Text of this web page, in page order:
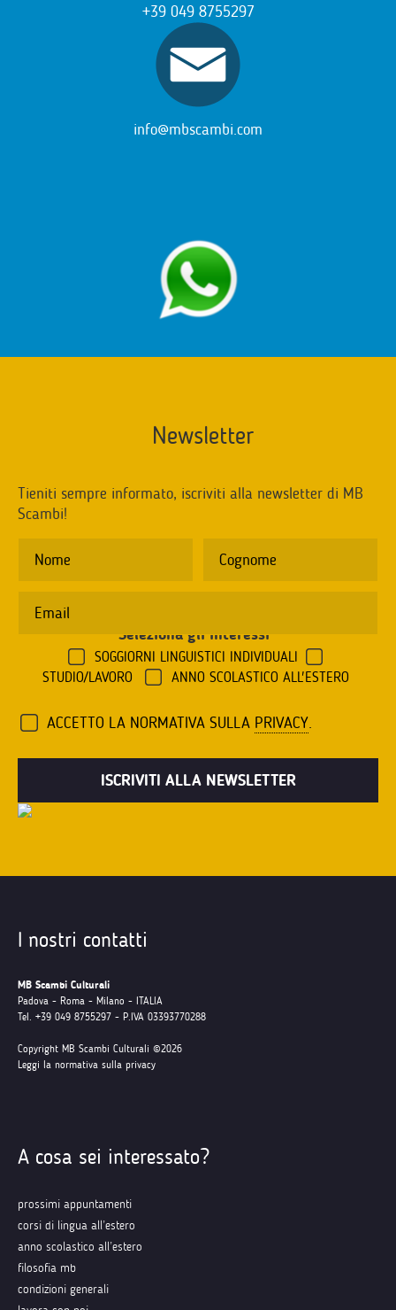
+39 049 8755297
info@mbscambi.com
Newsletter
Tieniti sempre informato, iscriviti alla newsletter di MB
Scambi!
Seleziona gli interessi
SOGGIORNI LINGUISTICI INDIVIDUALI
STUDIO/LAVORO
ANNO SCOLASTICO ALL'ESTERO
ACCETTO LA NORMATIVA SULLA PRIVACY.
I nostri contatti
MB Scambi Culturali
Padova - Roma - Milano - ITALIA
Tel. +39 049 8755297 - P.IVA 03393770288
Copyright MB Scambi Culturali ©2026
Leggi la normativa sulla privacy
A cosa sei interessato?
prossimi appuntamenti
corsi di lingua all’estero
anno scolastico all’estero
filosofia mb
condizioni generali